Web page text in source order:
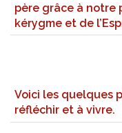
père grâce à notre
kérygme et de
Voici les quelques
réfléchir et à vivre.